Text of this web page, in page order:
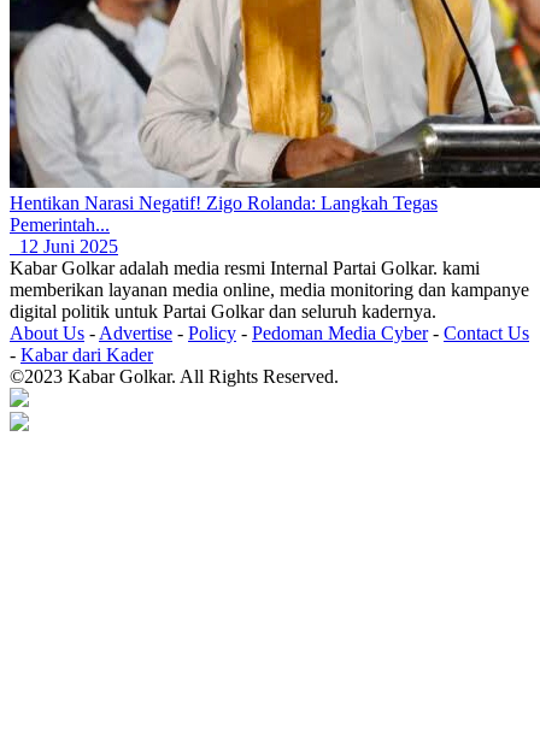
Hentikan Narasi Negatif! Zigo Rolanda: Langkah Tegas
Pemerintah...
12 Juni 2025
Kabar Golkar adalah media resmi Internal Partai Golkar. kami
memberikan layanan media online, media monitoring dan kampanye
digital politik untuk Partai Golkar dan seluruh kadernya.
About Us - Advertise - Policy - Pedoman Media Cyber- Contact Us
- Kabar dari Kader
©2023 Kabar Golkar. All Rights Reserved.